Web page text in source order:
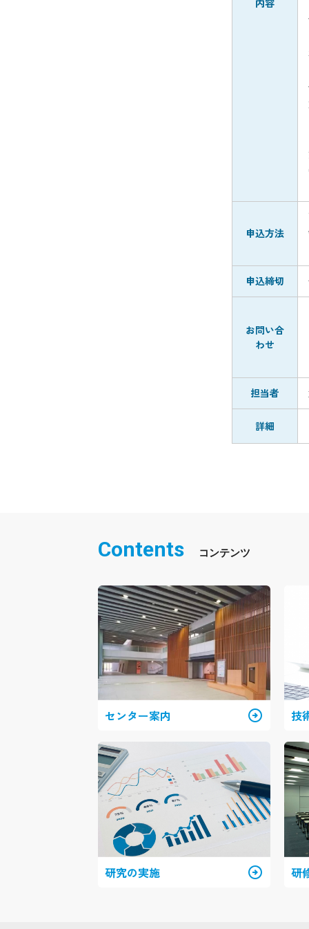
申込方法
申込締切
お問い合
わせ
担当者
詳細
Contents
センター案内 arrow_circle_right 技
研究の実施 arrow_circle_right 研